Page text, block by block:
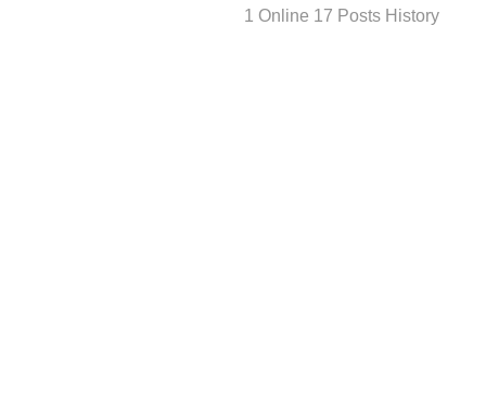
1 Online 17 Posts History